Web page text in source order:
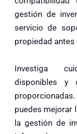
gestión de
servicio de
propiedad antes
Investiga
disponibles y
puedes mejorar
la gestión de